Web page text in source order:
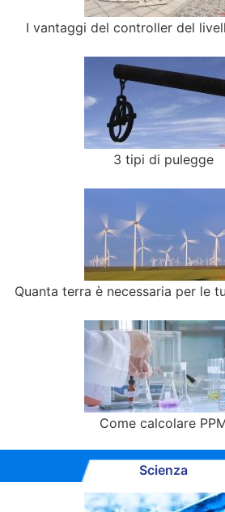
I vantaggi del controller del
3 tipi di pulegge
Quanta terra è necessaria per le
Come calcolare
Scienza